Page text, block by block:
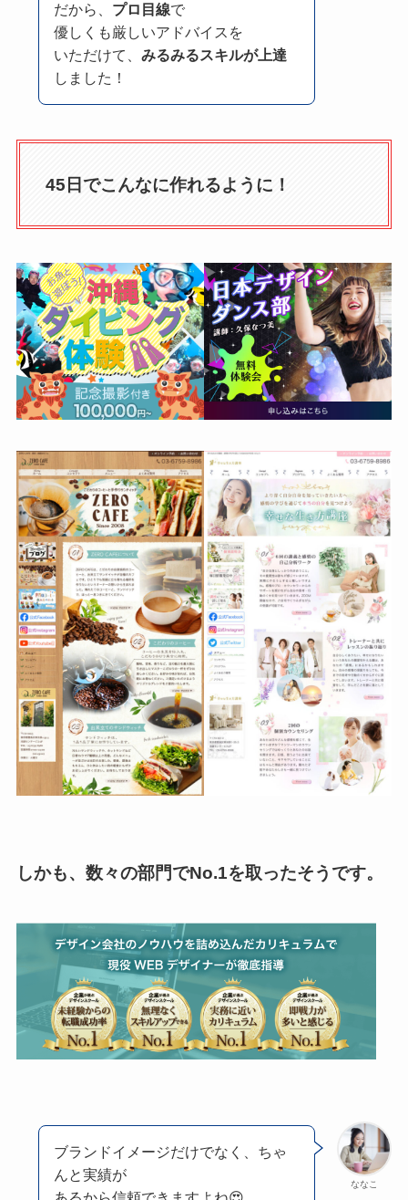
だから、 プロ目線で
優しくも厳しいアドバイスを
いただけて、みるみるスキルが上達
しました！
45日でこんなに作れるように！
しかも、数々の部門でNo.1を取ったそうです。
ななこ
ブランドイメージだけでなく、ちゃ
んと実績が